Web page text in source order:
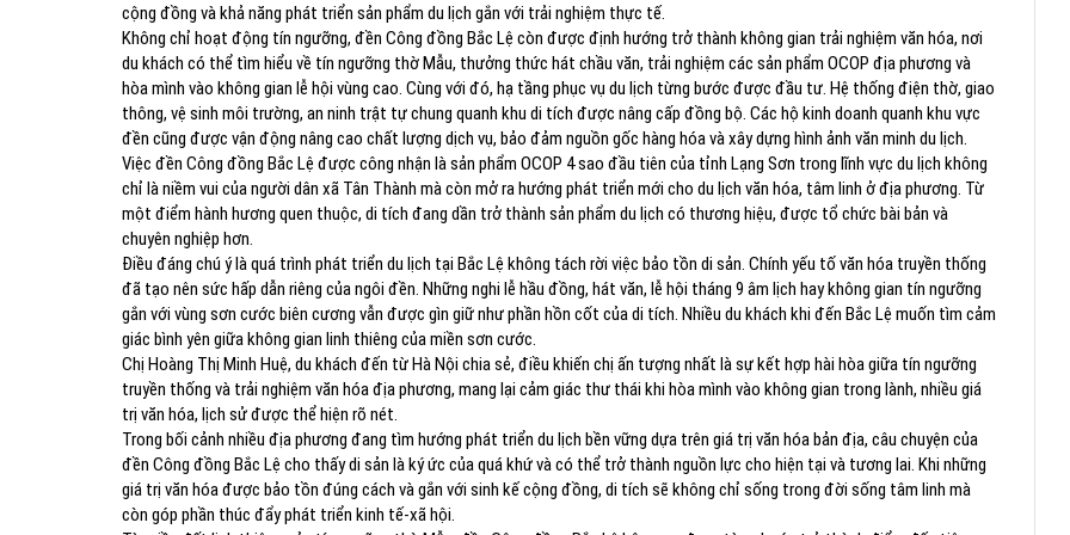
cộng đồng và khả năng phát triển sản phẩm du lịch gắn với trải nghiệm thực tế.
Không chỉ hoạt động tín ngưỡng, đền Công đồng Bắc Lệ còn được định hướng trở thành không gian trải nghiệm văn hóa, nơi
du khách có thể tìm hiểu về tín ngưỡng thờ Mẫu, thưởng thức hát chầu văn, trải nghiệm các sản phẩm OCOP địa phương và
hòa mình vào không gian lễ hội vùng cao. Cùng với đó, hạ tầng phục vụ du lịch từng bước được đầu tư. Hệ thống điện thờ, giao
thông, vệ sinh môi trường, an ninh trật tự chung quanh khu di tích được nâng cấp đồng bộ. Các hộ kinh doanh quanh khu vực
đền cũng được vận động nâng cao chất lượng dịch vụ, bảo đảm nguồn gốc hàng hóa và xây dựng hình ảnh văn minh du lịch.
Việc đền Công đồng Bắc Lệ được công nhận là sản phẩm OCOP 4 sao đầu tiên của tỉnh Lạng Sơn trong lĩnh vực du lịch không
chỉ là niềm vui của người dân xã Tân Thành mà còn mở ra hướng phát triển mới cho du lịch văn hóa, tâm linh ở địa phương. Từ
một điểm hành hương quen thuộc, di tích đang dần trở thành sản phẩm du lịch có thương hiệu, được tổ chức bài bản và
chuyên nghiệp hơn.
Điều đáng chú ý là quá trình phát triển du lịch tại Bắc Lệ không tách rời việc bảo tồn di sản. Chính yếu tố văn hóa truyền thống
đã tạo nên sức hấp dẫn riêng của ngôi đền. Những nghi lễ hầu đồng, hát văn, lễ hội tháng 9 âm lịch hay không gian tín ngưỡng
gắn với vùng sơn cước biên cương vẫn được gìn giữ như phần hồn cốt của di tích. Nhiều du khách khi đến Bắc Lệ muốn tìm cảm
giác bình yên giữa không gian linh thiêng của miền sơn cước.
Chị Hoàng Thị Minh Huệ, du khách đến từ Hà Nội chia sẻ, điều khiến chị ấn tượng nhất là sự kết hợp hài hòa giữa tín ngưỡng
truyền thống và trải nghiệm văn hóa địa phương, mang lại cảm giác thư thái khi hòa mình vào không gian trong lành, nhiều giá
trị văn hóa, lịch sử được thể hiện rõ nét.
Trong bối cảnh nhiều địa phương đang tìm hướng phát triển du lịch bền vững dựa trên giá trị văn hóa bản địa, câu chuyện của
đền Công đồng Bắc Lệ cho thấy di sản là ký ức của quá khứ và có thể trở thành nguồn lực cho hiện tại và tương lai. Khi những
giá trị văn hóa được bảo tồn đúng cách và gắn với sinh kế cộng đồng, di tích sẽ không chỉ sống trong đời sống tâm linh mà
còn góp phần thúc đẩy phát triển kinh tế-xã hội.